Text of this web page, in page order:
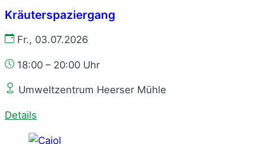
Kräuterspaziergang
Fr., 03.07.2026
18:00 – 20:00 Uhr
Umweltzentrum Heerser Mühle
Details